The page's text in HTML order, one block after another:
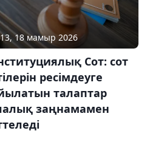
18 мамыр 2026
Сот: сот
ресімдеуге
талаптар
заңнамамен